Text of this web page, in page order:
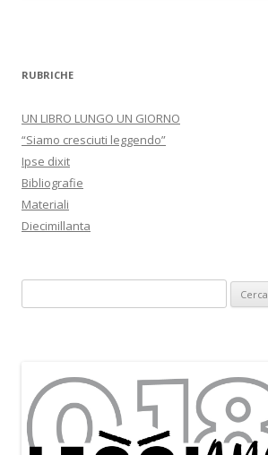
RUBRICHE
UN LIBRO LUNGO UN GIORNO
“Siamo cresciuti leggendo”
Ipse dixit
Bibliografie
Materiali
Diecimillanta
i
a
p